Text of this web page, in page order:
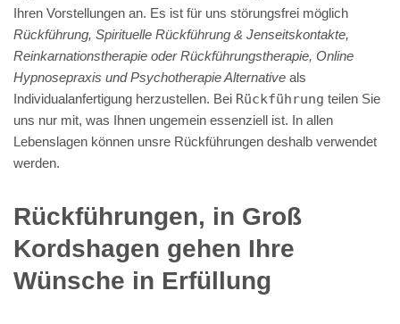
Ihren Vorstellungen an. Es ist für uns störungsfrei möglich
Rückführung, Spirituelle Rückführung & Jenseitskontakte,
Reinkarnationstherapie oder Rückführungstherapie, Online
Hypnosepraxis und Psychotherapie Alternative als
Individualanfertigung herzustellen. Bei Rückführung teilen Sie
uns nur mit, was Ihnen ungemein essenziell ist. In allen
Lebenslagen können unsre Rückführungen deshalb verwendet
werden.
Rückführungen, in Groß
Kordshagen gehen Ihre
Wünsche in Erfüllung